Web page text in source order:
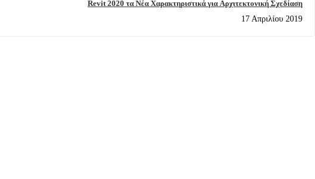
Revit 2020 τα Νέα Χαρακτηριστικά για Αρχιτεκτονική Σχεδίαση
17 Απριλίου 2019